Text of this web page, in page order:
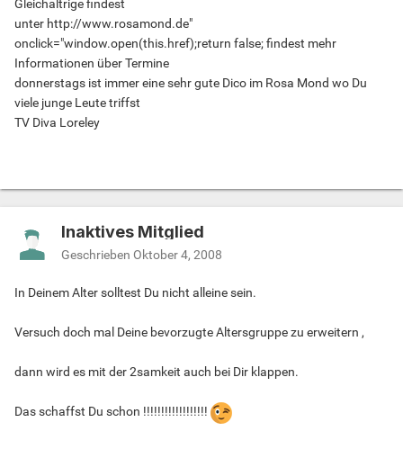
Gleichaltrige findest
unter http://www.rosamond.de"
onclick="window.open(this.href);return false; findest mehr
Informationen über Termine
donnerstags ist immer eine sehr gute Dico im Rosa Mond wo Du
viele junge Leute triffst
TV Diva Loreley
Inaktives Mitglied
Geschrieben Oktober 4, 2008
In Deinem Alter solltest Du nicht alleine sein.
Versuch doch mal Deine bevorzugte Altersgruppe zu erweitern ,
dann wird es mit der 2samkeit auch bei Dir klappen.
Das schaffst Du schon !!!!!!!!!!!!!!!!!!